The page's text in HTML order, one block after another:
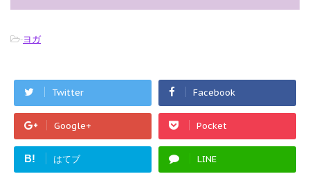
-ヨガ
Twitter Facebook
Google+ Pocket
B! はてブ LINE